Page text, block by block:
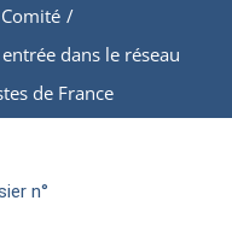
/
dans le réseau
de France
n°